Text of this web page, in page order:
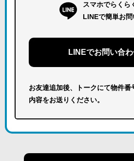
スマホでらくら
LINEで簡単お
LINEでお問い合
お友達追加後、トークにて物件番
内容をお送りください。